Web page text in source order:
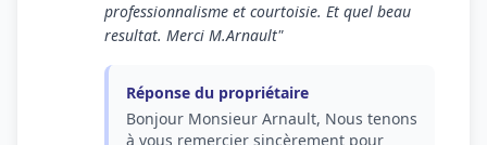
professionnalisme et courtoisie. Et quel beau
resultat. Merci M.Arnault"
Réponse du propriétaire
Bonjour Monsieur Arnault, Nous tenons
à vous remercier sincèrement pour